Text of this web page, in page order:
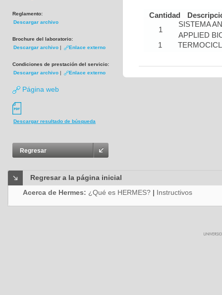
Reglamento:
Descargar archivo
Brochure del laboratorio:
Descargar archivo | Enlace externo
Condiciones de prestación del servicio:
Descargar archivo | Enlace externo
Página web
Descargar resultado de búsqueda
Regresar
Cantidad
1
SISTEMA
APPLIED
1
Regresar a la página inicial
Acerca de Hermes: ¿Qué es HERMES? | Instructivos